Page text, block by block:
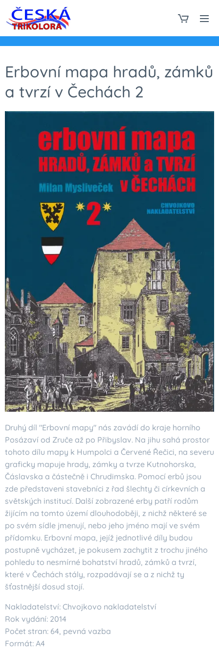
Erbovní mapa hradů, zámků
a tvrzí v Čechách 2
Druhý díl "Erbovní mapy" nás zavádí do kraje horního
Posázaví od Zruče až po Přibyslav. Na jihu sahá prostor
tohoto dílu mapy k Humpolci a Červené Řečici, na severu
graficky mapuje hrady, zámky a tvrze Kutnohorska,
Čáslavska a částečně i Chrudimska. Pomocí erbů jsou
zde představeni stavebníci z řad šlechty či církevních a
světských institucí. Další zobrazené erby patří rodům
žijícím na tomto území dlouhodoběji, z nichž některé se
po svém sídle jmenují, nebo jeho jméno mají ve svém
přídomku. Erbovní mapa, jejíž jednotlivé díly budou
postupně vycházet, je pokusem zachytit z trochu jiného
pohledu to nesmírné bohatství hradů, zámků a tvrzí,
které v Čechách stály, rozpadávají se a z nichž ty
šťastnější dosud stojí.
Nakladatelství: Chvojkovo nakladatelství
Rok vydání: 2014
Počet stran: 64, pevná vazba
Formát: A4